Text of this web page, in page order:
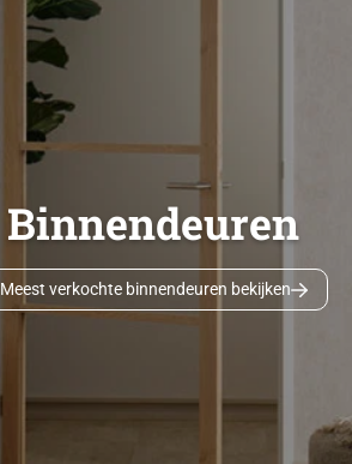
Binnendeuren
Meest verkochte binnendeuren bekijken